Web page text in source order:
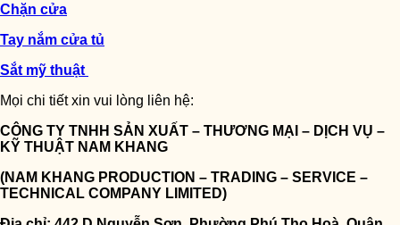
Chặn cửa
Tay nắm cửa tủ
Sắt mỹ thuật
Mọi chi tiết xin vui lòng liên hệ:
CÔNG TY TNHH SẢN XUẤT – THƯƠNG MẠI – DỊCH VỤ –
KỸ THUẬT NAM KHANG
(NAM KHANG PRODUCTION – TRADING – SERVICE –
TECHNICAL COMPANY LIMITED)